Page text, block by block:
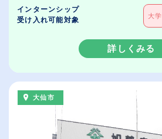
インターンシップ
受け入れ可能対象
大学
詳しくみる
大仙市